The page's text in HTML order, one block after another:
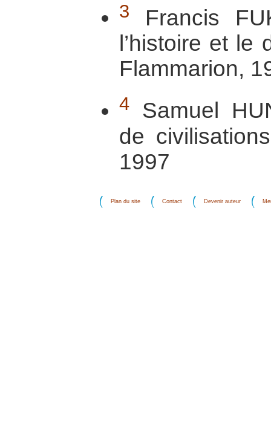
3
Francis
l’histoire et le
Flammarion,
4
Samuel
de
1997
Plan du site Contact Devenir auteur